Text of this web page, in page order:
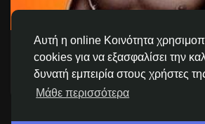
Αυτή η online Κοινότητα
cookies για να εξασφαλίσει την
δυνατή εμπειρία στους χρήστες
Μάθε περισσότερα
Προσφορές
Web Viral Trends
2 Μέλη
Γίνε Μέλος